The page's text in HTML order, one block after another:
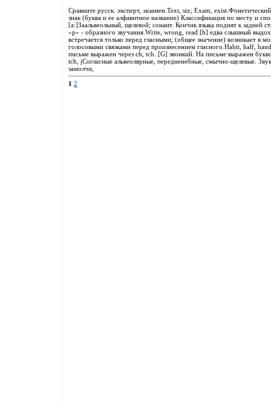
Сравните русск. эксперт, экзамен.Text, six; Exam,
знак (буква и ее алфавитное название) Классификация по месту и
[a:]Заальвеольный, щелевой; сонант. Кончик языка поднят к задней
«р» - образного звучания.Write, wrong, read.[h] едва слышный
встречается только перед гласными; (общее значение) возникает в
голосовыми связками перед произнесением гласного.Habit, half,
письме выражен через ch, tch. [G] звонкий. На письме выражен
tch, jСогласные альвеолярные, передненебные, смычно-щелевые.
замолчи,
1 2